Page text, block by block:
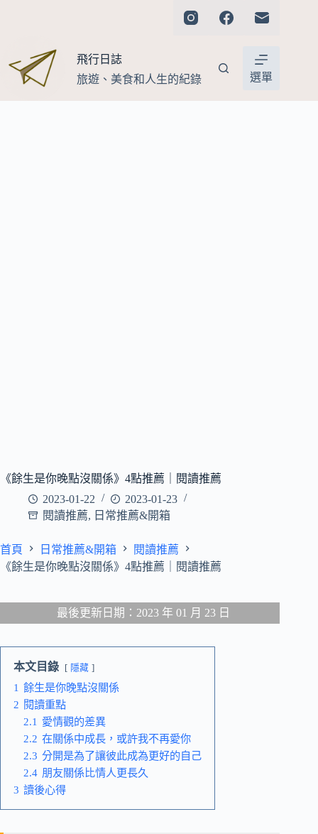
飛行日誌
旅遊、美食和人生的紀錄
選單
《餘生是你晚點沒關係》4點推薦｜閱讀推薦
2023-01-22
2023-01-23
閱讀推薦, 日常推薦&開箱
首頁 日常推薦&開箱
閱讀推薦
《餘生是你晚點沒關係》4點推薦｜閱讀推薦
最後更新日期：2023 年 01 月 23 日
本文目錄 隱藏
1 餘生是你晚點沒關係
2 閱讀重點
2.1 愛情觀的差異
2.2 在關係中成長，或許我不再愛你
2.3 分開是為了讓彼此成為更好的自己
2.4 朋友關係比情人更長久
3 讀後心得